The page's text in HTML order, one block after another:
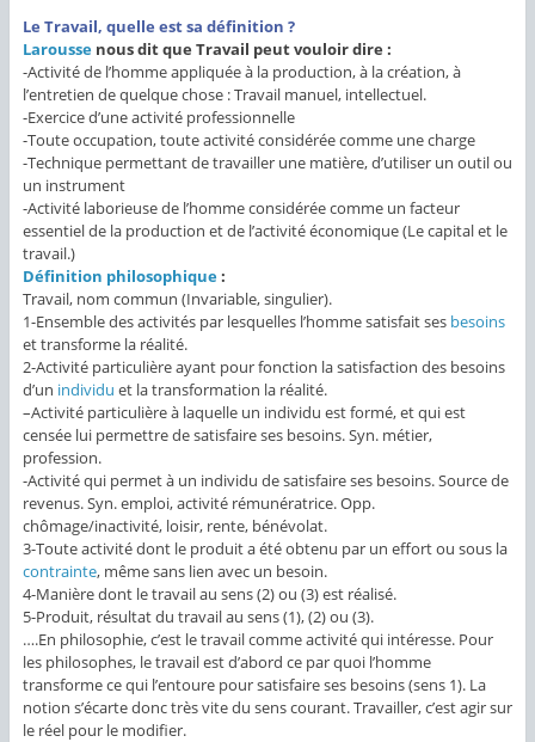
Le Travail, quelle est sa définition ?
Laroussenous dit que Travail peut vouloir dire :
-Activité de l’homme appliquée à la production, à la création, à
l’entretien de quelque chose :Travail manuel, intellectuel.
-Exercice d’une activité professionnelle
-Toute occupation, toute activité considérée comme une charge
-Technique permettant de travailler une matière, d’utiliser un outil ou
un instrument
-Activité laborieuse de l’homme considérée comme un facteur
essentiel de la production et de l’activité économique (Le capital et le
travail.)
Définition philosophique:
Travail, nom commun (Invariable, singulier).
1-Ensemble des activités par lesquelles l’homme satisfait ses besoins
et transforme la réalité.
2-Activité particulière ayant pour fonction la satisfaction des besoins
d’un individu et la transformation la réalité.
–Activité particulière à laquelle un individu est formé, et qui est
censée lui permettre de satisfaire ses besoins. Syn. métier,
profession.
-Activité qui permet à un individu de satisfaire ses besoins. Source de
revenus. Syn. emploi, activité rémunératrice. Opp.
chômage/inactivité, loisir, rente, bénévolat.
3-Toute activité dont le produit a été obtenu par un effort ou sous la
contrainte, même sans lien avec un besoin.
4-Manière dont le travail au sens (2) ou (3) est réalisé.
5-Produit, résultat du travail au sens (1), (2) ou (3).
….En philosophie, c’est le travail comme activité qui intéresse. Pour
les philosophes, le travail est d’abord ce par quoi l’homme
transforme ce qui l’entoure pour satisfaire ses besoins (sens 1). La
notion s’écarte donc très vite du sens courant. Travailler, c’est agir sur
le réel pour le modifier.